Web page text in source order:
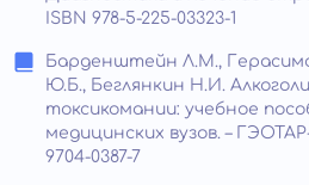
ISBN 978-5-225-03323-1
Барденштейн Л.М.,
Ю.Б., Беглянкин Н.И.
токсикомании: учебное
медицинских вузов. –
9704-0387-7